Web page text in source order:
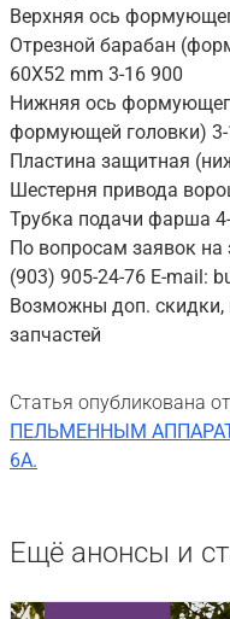
Верхняя ось
Отрезной барабан
60X52 mm 3-16 900
Нижняя ось
формующей головки) 3-
Пластина защитная
Шестерня привода
Трубка подачи фарша
По вопросам заявок на
(903) 905-24-76 E-mail:
Возможны доп. скидки,
запчастей
Статья опубликована
ПЕЛЬМЕННЫМ
6A.
Ещё анонсы и